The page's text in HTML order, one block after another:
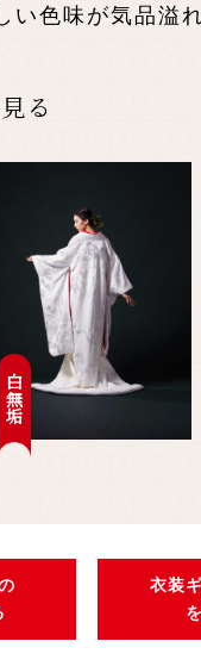
い色味が気品溢
る
白無垢
衣装